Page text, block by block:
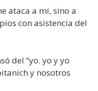
ataca a mí, sino a
con asistencia del
del “yo. yo y yo
y nosotros